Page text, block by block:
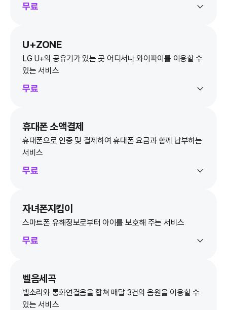
무료
U+ZONE
LG U+의 공유기가 있는 곳 어디서나 와이파이를 이용할 수
있는 서비스
무료
휴대폰 소액결제
휴대폰으로 인증 및 결제하여 휴대폰 요금과 함께 납부하는
서비스
무료
자녀폰지킴이
스마트폰 유해정보로부터 아이를 보호해 주는 서비스
무료
벨음세곡
벨소리와 통화연결음을 합쳐 매달 3건의 음원을 이용할 수
있는 서비스